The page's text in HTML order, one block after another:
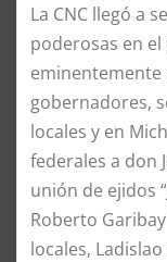
​La CNC llegó a
poderosas en
eminentemente
gobernadores,
locales y en
federales a don
unión de ejidos
Roberto
locales,